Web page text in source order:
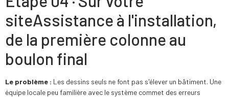
siteAssistance à l'installation,
de la première colonne au
boulon final
Le problème : Les dessins seuls ne font pas s'élever un bâtiment. Une
équipe locale peu familière avec le système commet des erreurs